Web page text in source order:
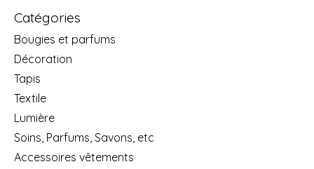
Catégories
Bougies et parfums
Décoration
Tapis
Textile
Lumière
Soins, Parfums, Savons, etc
Accessoires vêtements